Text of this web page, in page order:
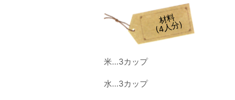
材料
(4人分)
米…3カップ
水…3カップ